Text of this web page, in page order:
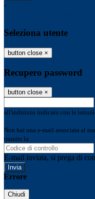
-
Seleziona utente
button close ×
Recupero password
button close ×
all'indirizzo indicato con le
Non hai una e-mail associata al
tramite la
E-mail inviata, si prega di
Errore
Chiudi